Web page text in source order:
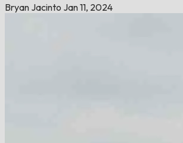
Bryan Jacinto Jan 11, 2024